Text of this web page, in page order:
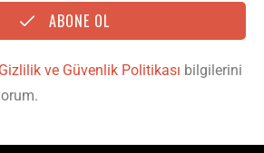
ABONE OL
Gizlilik ve Güvenlik Politikası bilgilerini